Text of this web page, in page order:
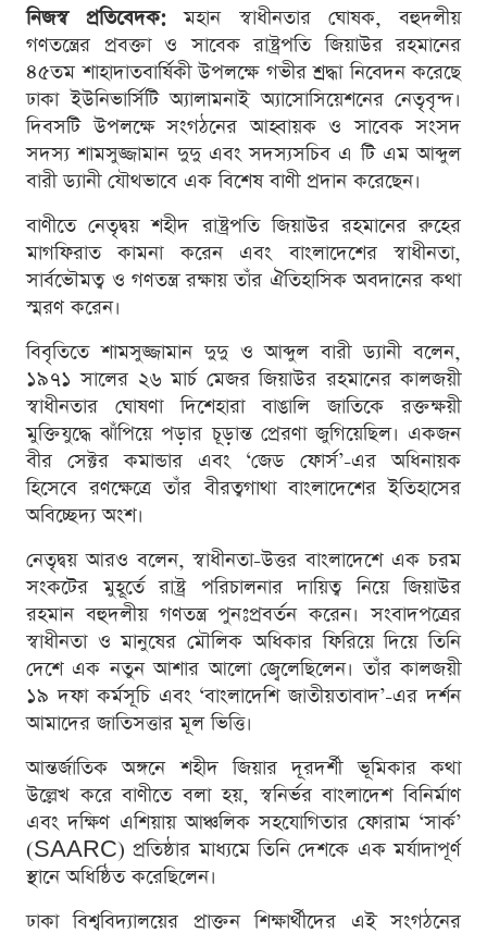
নিজস্ব প্রতিবেদক: মহান স্বাধীনতার ঘোষক, বহুদলীয়
গণতন্ত্রের প্রবক্তা ও সাবেক রাষ্ট্রপতি জিয়াউর রহমানের
৪৫তম শাহাদাতবার্ষিকী উপলক্ষে গভীর শ্রদ্ধা নিবেদন করেছে
ঢাকা ইউনিভার্সিটি অ্যালামনাই অ্যাসোসিয়েশনের নেতৃবৃন্দ।
দিবসটি উপলক্ষে সংগঠনের আহ্বায়ক ও সাবেক সংসদ
সদস্য শামসুজ্জামান দুদু এবং সদস্যসচিব এ টি এম আব্দুল
বারী ড্যানী যৌথভাবে এক বিশেষ বাণী প্রদান করেছেন।
বাণীতে নেতৃদ্বয় শহীদ রাষ্ট্রপতি জিয়াউর রহমানের রুহের
মাগফিরাত কামনা করেন এবং বাংলাদেশের স্বাধীনতা,
সার্বভৌমত্ব ও গণতন্ত্র রক্ষায় তাঁর ঐতিহাসিক অবদানের কথা
স্মরণ করেন।
বিবৃতিতে শামসুজ্জামান দুদু ও আব্দুল বারী ড্যানী বলেন,
১৯৭১ সালের ২৬ মার্চ মেজর জিয়াউর রহমানের কালজয়ী
স্বাধীনতার ঘোষণা দিশেহারা বাঙালি জাতিকে রক্তক্ষয়ী
মুক্তিযুদ্ধে ঝাঁপিয়ে পড়ার চূড়ান্ত প্রেরণা জুগিয়েছিল। একজন
বীর সেক্টর কমান্ডার এবং ‘জেড ফোর্স’-এর অধিনায়ক
হিসেবে রণক্ষেত্রে তাঁর বীরত্বগাথা বাংলাদেশের ইতিহাসের
অবিচ্ছেদ্য অংশ।
নেতৃদ্বয় আরও বলেন, স্বাধীনতা-উত্তর বাংলাদেশে এক চরম
সংকটের মুহূর্তে রাষ্ট্র পরিচালনার দায়িত্ব নিয়ে জিয়াউর
রহমান বহুদলীয় গণতন্ত্র পুনঃপ্রবর্তন করেন। সংবাদপত্রের
স্বাধীনতা ও মানুষের মৌলিক অধিকার ফিরিয়ে দিয়ে তিনি
দেশে এক নতুন আশার আলো জ্বেলেছিলেন। তাঁর কালজয়ী
১৯ দফা কর্মসূচি এবং ‘বাংলাদেশি জাতীয়তাবাদ’-এর দর্শন
আমাদের জাতিসত্তার মূল ভিত্তি।
আন্তর্জাতিক অঙ্গনে শহীদ জিয়ার দূরদর্শী ভূমিকার কথা
উল্লেখ করে বাণীতে বলা হয়, স্বনির্ভর বাংলাদেশ বিনির্মাণ
এবং দক্ষিণ এশিয়ায় আঞ্চলিক সহযোগিতার ফোরাম ‘সার্ক’
(SAARC) প্রতিষ্ঠার মাধ্যমে তিনি দেশকে এক মর্যাদাপূর্ণ
স্থানে অধিষ্ঠিত করেছিলেন।
ঢাকা বিশ্ববিদ্যালয়ের প্রাক্তন শিক্ষার্থীদের এই সংগঠনের